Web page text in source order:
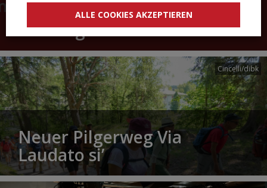
Die Kirchenzeitung Tiroler
Sonntag
Cincelli/dibk
Neuer Pilgerweg Via
Laudato si’
ALLE COOKIES AKZEPTIEREN